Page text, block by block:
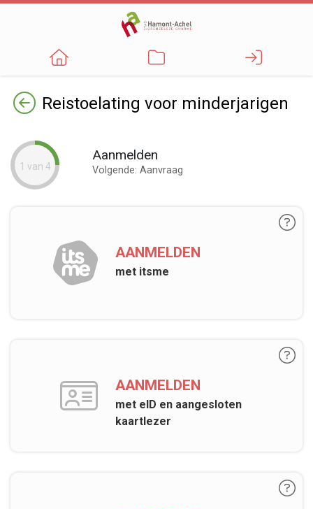
Terug Reistoelating voor minderjarigen
1 van 4
Aanmelden
Volgende: Aanvraag
AANMELDEN
met itsme
AANMELDEN
met eID en aangesloten
kaartlezer